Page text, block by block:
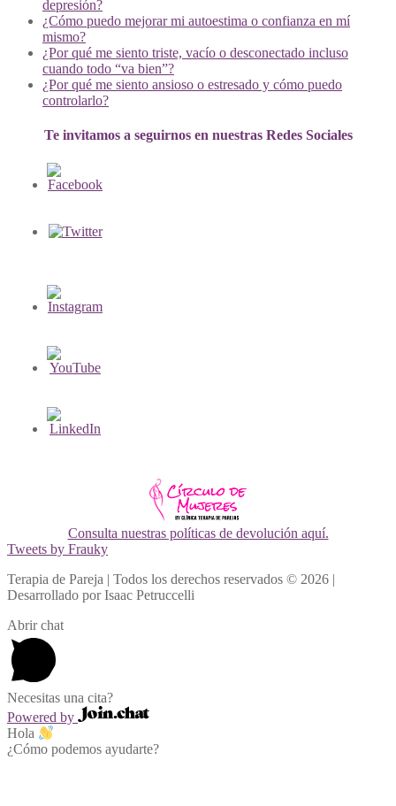
depresión?
¿Cómo puedo mejorar mi autoestima o confianza en mí
mismo?
¿Por qué me siento triste, vacío o desconectado incluso
cuando todo “va bien”?
¿Por qué me siento ansioso o estresado y cómo puedo
controlarlo?
Te invitamos a seguirnos en nuestras Redes Sociales
Consulta nuestras políticas de devolución aquí.
Tweets by Frauky
Terapia de Pareja | Todos los derechos reservados © 2026 |
Desarrollado por Isaac Petruccelli
Abrir chat
Necesitas una cita?
Powered by
Hola
¿Cómo podemos ayudarte?